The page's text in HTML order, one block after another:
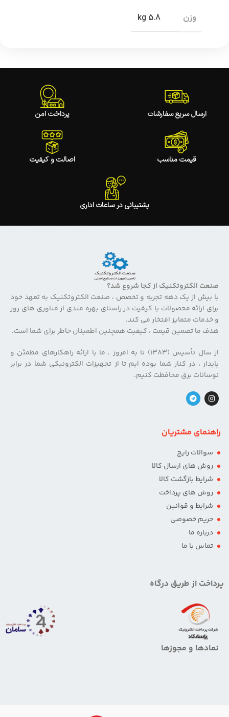
وزن 5.8 kg
ارسال سریع سفارشات پرداخت امن
قیمت مناسب اصالت و کیفیت
پشتیبانی در ساعات اداری
صنعت الکتروتکنیک از کجا شروع شد؟
با بیش از یک دهه تجربه و تخصص ، صنعت الکتروتکنیک به تعهد خود
برای ارائه محصولات با کیفیت در راستای بهره مندی از فناوری های روز
و خدمات متمایز افتخار می کند.
هدف ما تضمین قیمت ، کیفیت همچنین اطمینان خاطر برای شما است.
از سال تأسیس (۱۳۸۳) تا به امروز ، ما با ارائه راهکارهای مطمئن و
پایدار ، در کنار شما بوده ایم تا از تجهیزات الکترونیکی شما در برابر
نوسانات برق محافظت کنیم.
راهنمای مشتریان
سوالات رایج
روش های ارسال کالا
شرایط بازگشت کالا
روش های پرداخت
شرایط و قوانین
حریم خصوصی
درباره ما
تماس با ما
پرداخت از طریق درگاه
نمادها و مجوزها